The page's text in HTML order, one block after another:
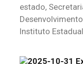
estado,
Instituto